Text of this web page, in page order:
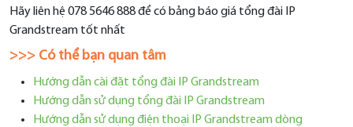
Hãy liên hệ 078 5646 888 để có bảng báo giá tổng đài IP
Grandstream tốt nhất
>>> Có thể bạn quan tâm
Hướng dẫn cài đặt tổng đài IP Grandstream
Hướng dẫn sử dụng tổng đài IP Grandstream
Hướng dẫn sử dụng điện thoại IP Grandstream dòng